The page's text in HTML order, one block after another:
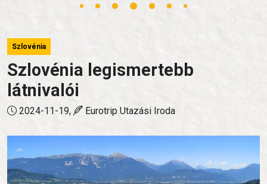
Szlovénia
Szlovénia legismertebb
látnivalói
2024-11-19, Eurotrip Utazási Iroda